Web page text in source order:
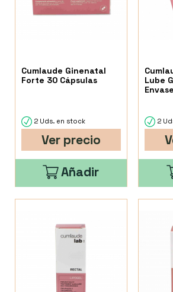
Cumlaude Ginenatal
Forte 30 Cápsulas
2 Uds. en stock
Ver precio
Añadir
Lube
2